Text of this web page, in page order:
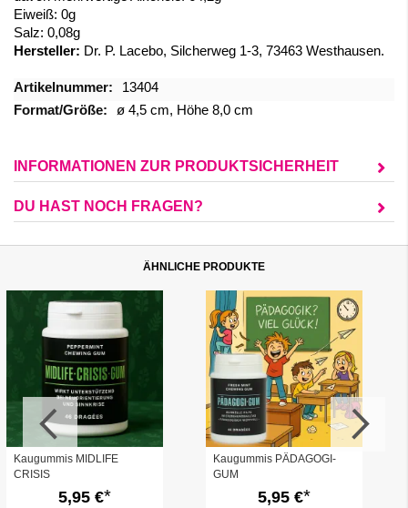
Eiweiß: 0g
Salz: 0,08g
Hersteller: Dr. P. Lacebo, Silcherweg 1-3, 73463 Westhausen.
Mehr
Informationen
13404
ø 4,5 cm, Höhe 8,0 cm
INFORMATIONEN ZUR PRODUKTSICHERHEIT
DU HAST NOCH FRAGEN?
ÄHNLICHE PRODUKTE
Kaugummis MIDLIFE
CRISIS
5,95 €
Kaugummis PÄDAGOGI-
GUM
5,95 €